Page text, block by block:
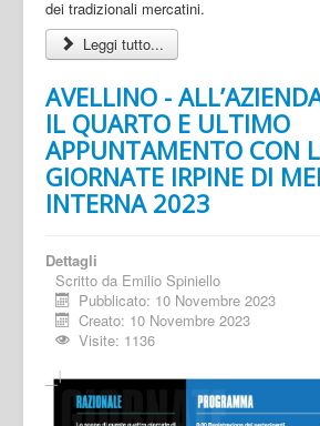
dei tradizionali mercatini.
Leggi tutto...
AVELLINO -
IL QUARTO E ULTIMO
APPUNTAMENTO CON
GIORNATE IRPINE DI
INTERNA 2023
Dettagli
Scritto da Emilio Spiniello
Pubblicato: 10 Novembre 2023
Creato: 10 Novembre 2023
Visite: 1136